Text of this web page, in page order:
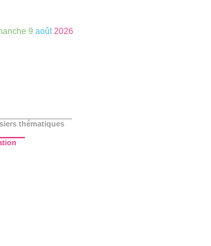
9 août2026
thématiques